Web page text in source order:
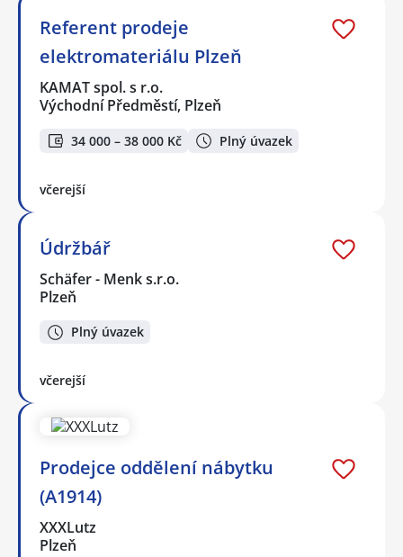
Referent prodeje
elektromateriálu Plzeň
KAMAT spol. s r.o.
Východní Předměstí, Plzeň
34 000 – 38 000 Kč Plný úvazek
včerejší
Údržbář
Schäfer - Menk s.r.o.
Plzeň
Plný úvazek
včerejší
Prodejce oddělení nábytku
(A1914)
XXXLutz
Plzeň